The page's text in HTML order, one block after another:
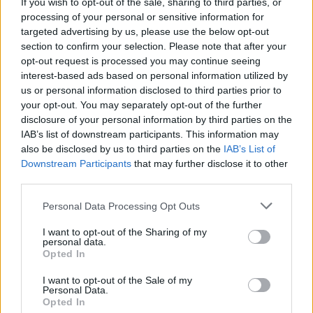
processing of your personal or sensitive information for
targeted advertising by us, please use the below opt-out
section to confirm your selection. Please note that after your
opt-out request is processed you may continue seeing
interest-based ads based on personal information utilized by
us or personal information disclosed to third parties prior to
your opt-out. You may separately opt-out of the further
disclosure of your personal information by third parties on the
IAB’s list of downstream participants. This information may
also be disclosed by us to third parties on the IAB’s List of
Downstream Participants that may further disclose it to other
Please note that this website/app uses one or more Google
not limited to your visit or usage behaviour. You may click to
grant or deny consent to Google and its third-party tags to
use your data for below specified purposes in below Google
consent section.
Personal Data Processing Opt Outs
I want to opt-out of the Sharing of my
personal data.
Opted In
I want to opt-out of the Sale of my
Personal Data.
Opted In
πατριό του Τάιρ Νίκολς, τους «εξέφρασε
προσωπικά τα συλλυπητήριά του» και «εξήρε το
θάρρος και τη δύναμή τους».
Ερωτηθείς σχετικά με τον κίνδυνο να ξεσπάσουν
βίαια επεισόδια σε διάφορες συγκεντρώσεις
που οργανώνονται στις ΗΠΑ, ιδίως στο Μέμφις,
ο κ. Μπάιντεν είπε σε δημοσιογράφους πως
«προφανώς ανησυχώ πολύ, αλλά νομίζω ότι η
Νίκολς) απηύθυνε πολύ σθεναρή έκκληση» να
επικρατήσει ηρεμία.
με τους δημάρχους 16 πόλεων όπου
προβλεπόταν να γίνουν διαδηλώσεις.